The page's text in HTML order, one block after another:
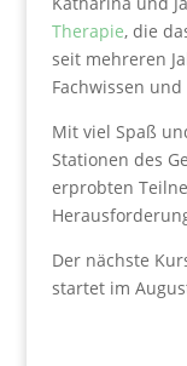
Therapie, die
seit mehreren
Fachwissen
Mit viel Spaß
Stationen des
erprobten
Der nächste
startet im